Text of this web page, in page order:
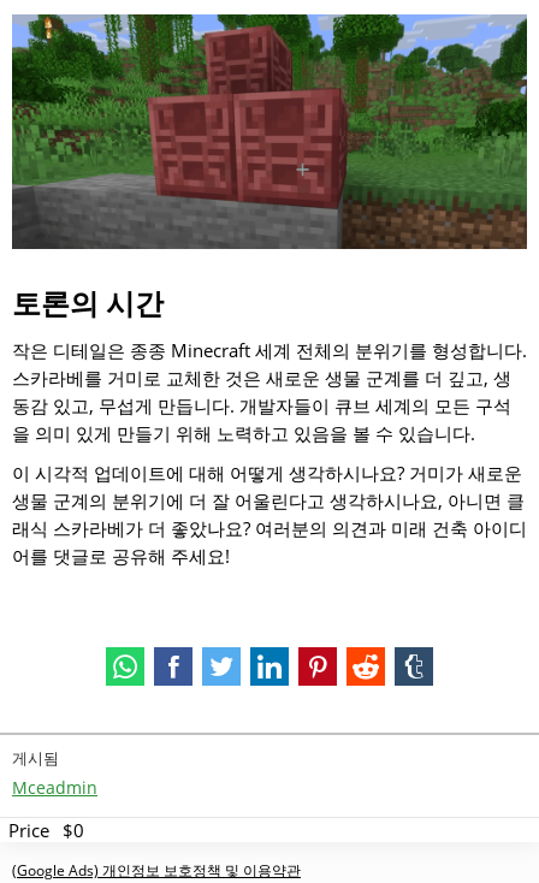
토론의 시간
작은 디테일은 종종 Minecraft 세계 전체의 분위기를 형성합니다.
스카라베를 거미로 교체한 것은 새로운 생물 군계를 더 깊고, 생
동감 있고, 무섭게 만듭니다. 개발자들이 큐브 세계의 모든 구석
을 의미 있게 만들기 위해 노력하고 있음을 볼 수 있습니다.
이 시각적 업데이트에 대해 어떻게 생각하시나요? 거미가 새로운
생물 군계의 분위기에 더 잘 어울린다고 생각하시나요, 아니면 클
래식 스카라베가 더 좋았나요? 여러분의 의견과 미래 건축 아이디
어를 댓글로 공유해 주세요!
게시됨
Mceadmin
Price $0
(Google Ads) 개인정보 보호정책 및 이용약관